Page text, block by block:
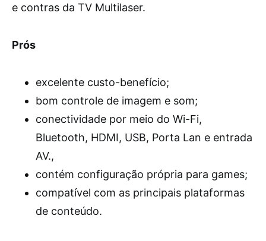
e contras da TV Multilaser.
Prós
excelente custo-benefício;
bom controle de imagem e som;
conectividade por meio do Wi-Fi,
Bluetooth, HDMI, USB, Porta Lan e entrada
AV.,
contém configuração própria para games;
compatível com as principais plataformas
de conteúdo.